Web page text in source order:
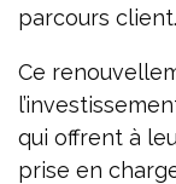
parcours client.
Ce
qui offrent à
prise en